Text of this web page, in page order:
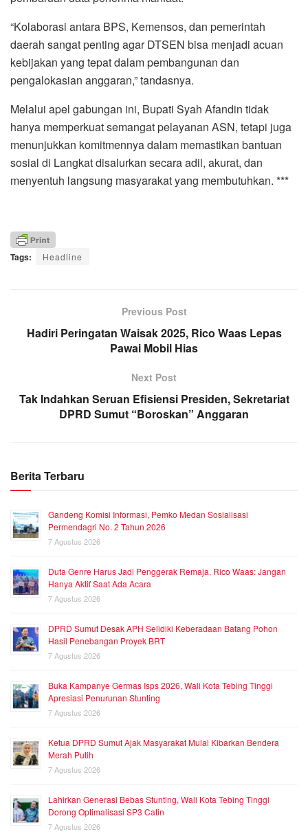
“Kolaborasi antara BPS, Kemensos, dan pemerintah
daerah sangat penting agar DTSEN bisa menjadi acuan
kebijakan yang tepat dalam pembangunan dan
pengalokasian anggaran,” tandasnya.
Melalui apel gabungan ini, Bupati Syah Afandin tidak
hanya memperkuat semangat pelayanan ASN, tetapi juga
menunjukkan komitmennya dalam memastikan bantuan
sosial di Langkat disalurkan secara adil, akurat, dan
menyentuh langsung masyarakat yang membutuhkan. ***
Tags: Headline
Previous Post
Hadiri Peringatan Waisak 2025, Rico Waas Lepas
Pawai Mobil Hias
Next Post
Tak Indahkan Seruan Efisiensi Presiden, Sekretariat
DPRD Sumut “Boroskan” Anggaran
Berita Terbaru
Gandeng Komisi Informasi, Pemko Medan Sosialisasi
Permendagri No. 2 Tahun 2026
7 Agustus 2026
Duta Genre Harus Jadi Penggerak Remaja, Rico Waas: Jangan
Hanya Aktif Saat Ada Acara
7 Agustus 2026
DPRD Sumut Desak APH Selidiki Keberadaan Batang Pohon
Hasil Penebangan Proyek BRT
7 Agustus 2026
Buka Kampanye Germas Isps 2026, Wali Kota Tebing Tinggi
Apresiasi Penurunan Stunting
7 Agustus 2026
Ketua DPRD Sumut Ajak Masyarakat Mulai Kibarkan Bendera
Merah Putih
7 Agustus 2026
Lahirkan Generasi Bebas Stunting, Wali Kota Tebing Tinggi
Dorong Optimalisasi SP3 Catin
7 Agustus 2026